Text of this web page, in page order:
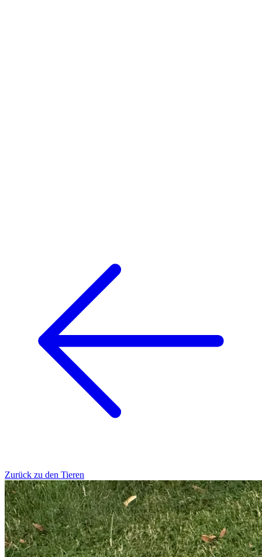
Zurück zu den Tieren